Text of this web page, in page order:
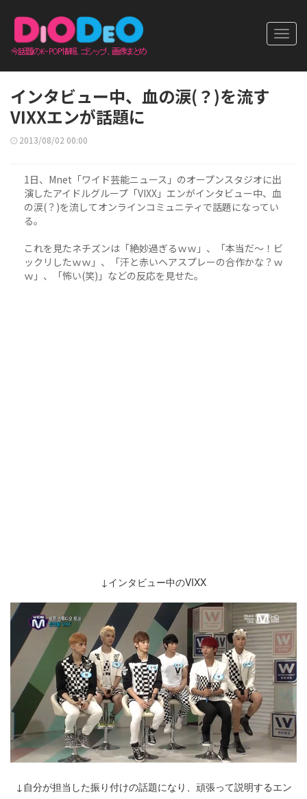
インタビュー中、血の涙(？)を流す
VIXXエンが話題に
2013/08/02 00:00
1日、Mnet「ワイド芸能ニュース」のオープンスタジオに出
演したアイドルグループ「VIXX」エンがインタビュー中、血
の涙(？)を流してオンラインコミュニティで話題になってい
る。
これを見たネチズンは「絶妙過ぎるｗｗ」、「本当だ～！ビ
ックリしたｗｗ」、「汗と赤いヘアスプレーの合作かな？ｗ
ｗ」、「怖い(笑)」などの反応を見せた。
↓インタビュー中のVIXX
↓自分が担当した振り付けの話題になり、頑張って説明するエン